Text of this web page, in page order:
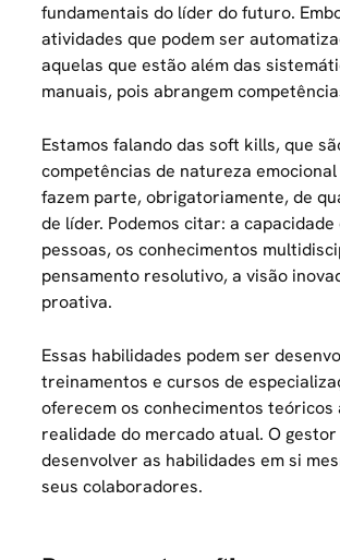
fundamentais do líder do futuro.
atividades que podem ser
aquelas que estão além das
manuais, pois abrangem
Estamos falando das soft kills, que
competências de natureza
fazem parte, obrigatoriamente, de
de líder. Podemos citar: a
pessoas, os conhecimentos
pensamento resolutivo, a visão
proativa.
Essas habilidades podem ser
treinamentos e cursos de
oferecem os conhecimentos teóricos
realidade do mercado atual. O gestor
desenvolver as habilidades em si
seus colaboradores.